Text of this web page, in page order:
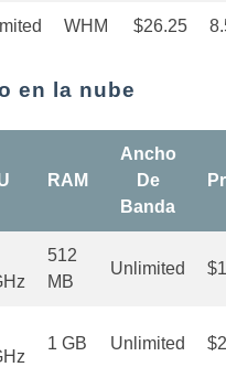
WHM $26.25
en la nube
RAM
Ancho
De
Banda
512
MB
Unlimited
1 GB Unlimited